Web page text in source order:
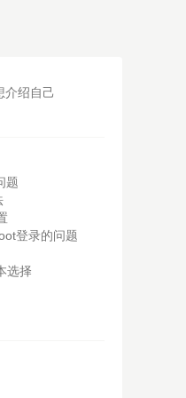
介绍自己
题
登录的问题
选择